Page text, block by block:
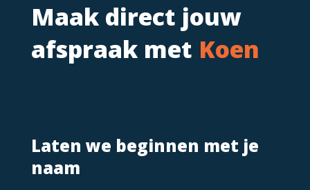
Maak direct jouw
afspraak met Koen
Laten we beginnen met je
naam